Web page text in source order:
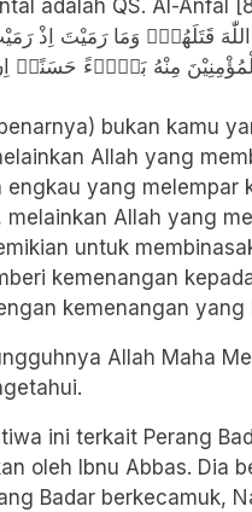
adalah QS. Al-Anfâl
قَتَلَهُمْۖ وَمَا رَمَيْتَ اِذْ
مِنْهُ بَلَاۤءً حَسَنًاۗ
bukan kamu
Allah yang
engkau yang melempar
melainkan Allah yang
untuk
kemenangan
kemenangan yang
Allah Maha
ini terkait Perang
oleh Ibnu Abbas. Dia
Badar berkecamuk,